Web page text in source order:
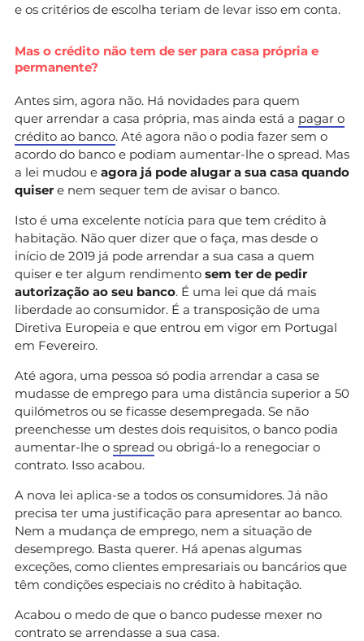
e os critérios de escolha teriam de levar isso em conta.
Mas o crédito não tem de ser para casa própria e
permanente?
Antes sim, agora não. Há novidades para quem
quer arrendar a casa própria, mas ainda está a pagar o
crédito ao banco. Até agora não o podia fazer sem o
acordo do banco e podiam aumentar-lhe o spread. Mas
a lei mudou e agora já pode alugar a sua casa quando
quiser e nem sequer tem de avisar o banco.
Isto é uma excelente notícia para que tem crédito à
habitação. Não quer dizer que o faça, mas desde o
início de 2019 já pode arrendar a sua casa a quem
quiser e ter algum rendimento sem ter de pedir
autorização ao seu banco. É uma lei que dá mais
liberdade ao consumidor. É a transposição de uma
Diretiva Europeia e que entrou em vigor em Portugal
em Fevereiro.
Até agora, uma pessoa só podia arrendar a casa se
mudasse de emprego para uma distância superior a 50
quilómetros ou se ficasse desempregada. Se não
preenchesse um destes dois requisitos, o banco podia
aumentar-lhe o spread ou obrigá-lo a renegociar o
contrato. Isso acabou.
A nova lei aplica-se a todos os consumidores. Já não
precisa ter uma justificação para apresentar ao banco.
Nem a mudança de emprego, nem a situação de
desemprego. Basta querer. Há apenas algumas
exceções, como clientes empresariais ou bancários que
têm condições especiais no crédito à habitação.
Acabou o medo de que o banco pudesse mexer no
contrato se arrendasse a sua casa.